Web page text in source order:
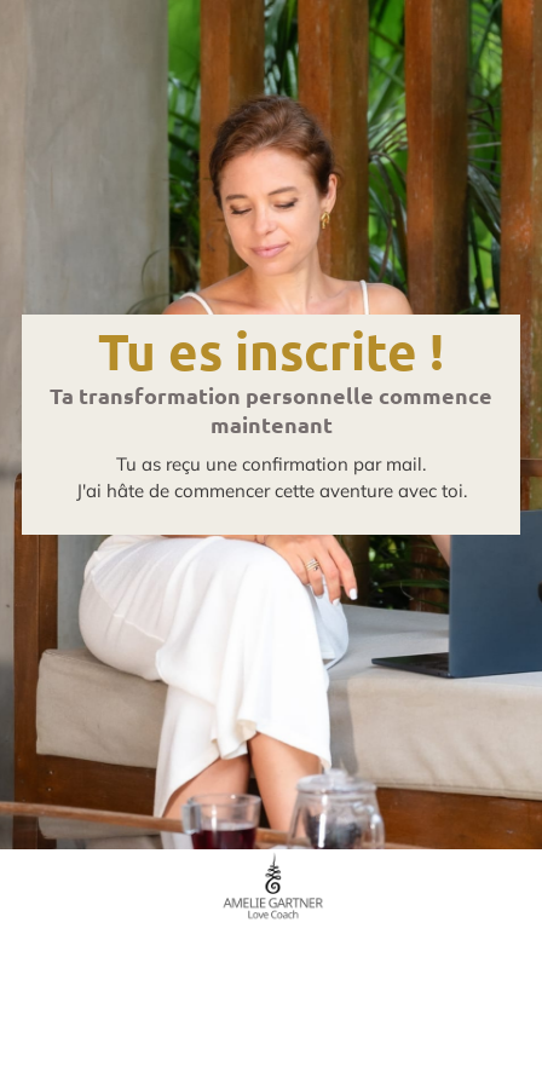
Tu es inscrite !
Ta transformation personnelle commence
maintenant
Tu as reçu une confirmation par mail.
J'ai hâte de commencer cette aventure avec toi.